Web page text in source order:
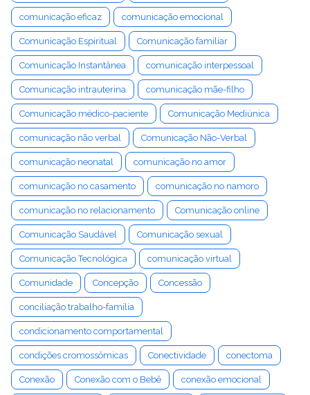
comunicação eficaz comunicação emocional
Comunicação Espiritual Comunicação familiar
Comunicação Instantânea comunicação interpessoal
Comunicação intrauterina comunicação mãe-filho
Comunicação médico-paciente Comunicação Mediúnica
comunicação não verbal Comunicação Não-Verbal
comunicação neonatal comunicação no amor
comunicação no casamento comunicação no namoro
comunicação no relacionamento Comunicação online
Comunicação Saudável Comunicação sexual
Comunicação Tecnológica comunicação virtual
Comunidade Concepção Concessão
conciliação trabalho-família
condicionamento comportamental
condições cromossômicas Conectividade conectoma
Conexão Conexão com o Bebê conexão emocional